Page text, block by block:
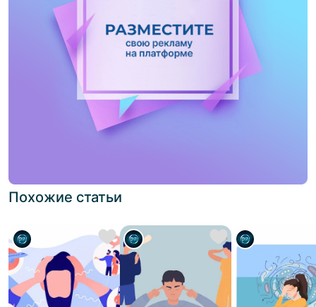
Похожие статьи